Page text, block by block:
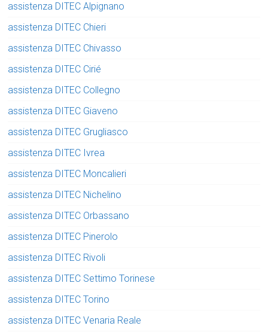
assistenza DITEC Alpignano
assistenza DITEC Chieri
assistenza DITEC Chivasso
assistenza DITEC Cirié
assistenza DITEC Collegno
assistenza DITEC Giaveno
assistenza DITEC Grugliasco
assistenza DITEC Ivrea
assistenza DITEC Moncalieri
assistenza DITEC Nichelino
assistenza DITEC Orbassano
assistenza DITEC Pinerolo
assistenza DITEC Rivoli
assistenza DITEC Settimo Torinese
assistenza DITEC Torino
assistenza DITEC Venaria Reale